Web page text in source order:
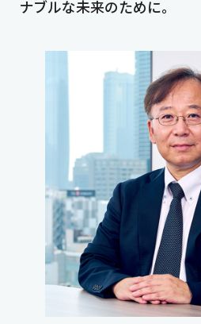
ナブルな未来のために。